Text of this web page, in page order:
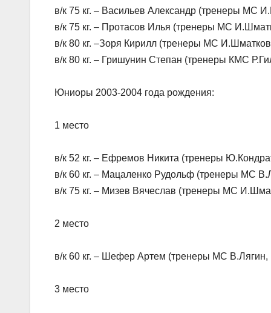
в/к 75 кг. – Васильев Александр (тренеры МС
в/к 75 кг. – Протасов Илья (тренеры МС
в/к 80 кг. –Зоря Кирилл (тренеры МС
в/к 80 кг. – Гришунин Степан (тренеры КМС
Юниоры 2003-2004 года рождения:
1 место
в/к 52 кг. – Ефремов Никита (тренеры
в/к 60 кг. – Мацаленко Рудольф (тренеры МС
в/к 75 кг. – Мизев Вячеслав (тренеры МС
2 место
в/к 60 кг. – Шефер Артем (тренеры МС
3 место